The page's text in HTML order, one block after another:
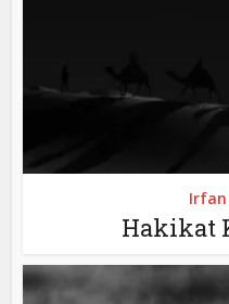
Irfan
Hakikat